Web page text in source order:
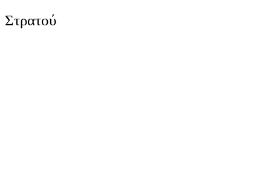
Στρατού